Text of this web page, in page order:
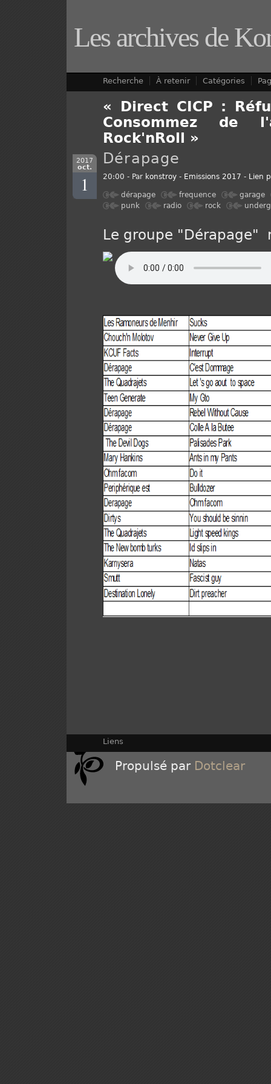
Les archives de
Recherche À retenir Catégories
« Direct CICP :
Consommez de
Rock'nRoll »
2017
oct.
1
Dérapage
20:00 - Par konstroy - Emissions 2017 - Lien
dérapage frequence
garage
punk
radio rock
Le groupe "Dérapage"
Liens
Propulsé par Dotclear